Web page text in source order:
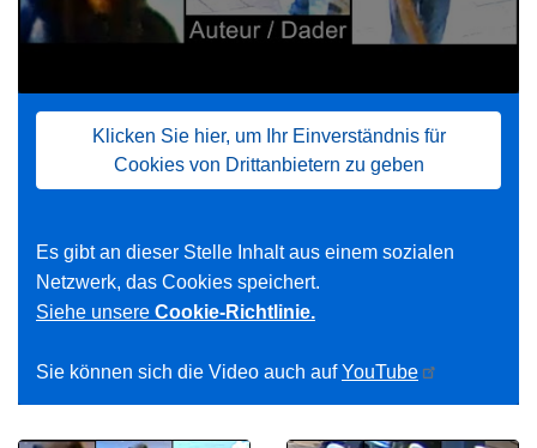
Klicken Sie hier, um Ihr Einverständnis für
Cookies von Drittanbietern zu geben
Es gibt an dieser Stelle Inhalt aus einem sozialen
Netzwerk, das Cookies speichert.
Siehe unsere Cookie-Richtlinie.
Sie können sich die Video auch aufYouTube